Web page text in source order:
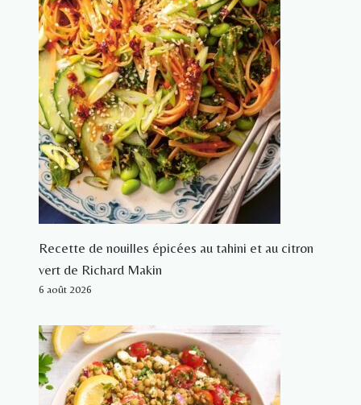
Recette de nouilles épicées au tahini et au citron
vert de Richard Makin
6 août 2026